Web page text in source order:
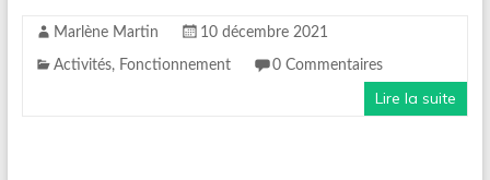
Marlène Martin 10 décembre 2021
Activités, Fonctionnement 0 Commentaires
Lire la suite